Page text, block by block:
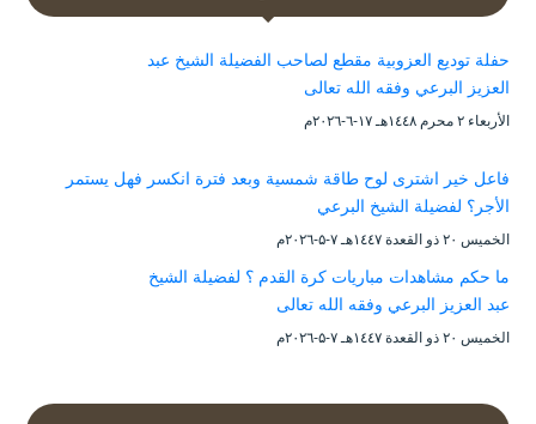
حفلة توديع العزوبية مقطع لصاحب الفضيلة الشيخ عبد
العزيز البرعي وفقه الله تعالى
الأربعاء ۲ محرم ۱٤٤۸هـ ۱۷-٦-۲۰۲٦م
فاعل خير اشترى لوح طاقة شمسية وبعد فترة انكسر فهل يستمر
الأجر؟ لفضيلة الشيخ البرعي
الخميس ۲۰ ذو القعدة ۱٤٤۷هـ ۷-۵-۲۰۲٦م
ما حكم مشاهدات مباريات كرة القدم ؟ لفضيلة الشيخ
عبد العزيز البرعي وفقه الله تعالى
الخميس ۲۰ ذو القعدة ۱٤٤۷هـ ۷-۵-۲۰۲٦م